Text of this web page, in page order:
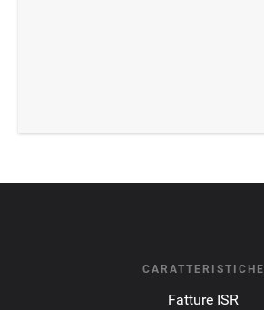
CARATTERISTICHE
Fatture ISR